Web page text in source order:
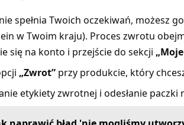
spełnia Twoich oczekiwań, możesz
w Twoim kraju). Proces zwrotu
się na konto i przejście do sekcji
„Zwrot”przy produkcie, który
etykiety zwrotnej i odesłanie paczki